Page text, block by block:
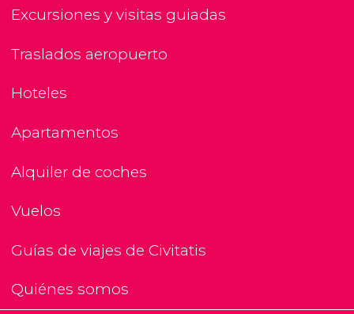
Excursiones y visitas guiadas
Traslados aeropuerto
Hoteles
Apartamentos
Alquiler de coches
Vuelos
Guías de viajes de Civitatis
Quiénes somos